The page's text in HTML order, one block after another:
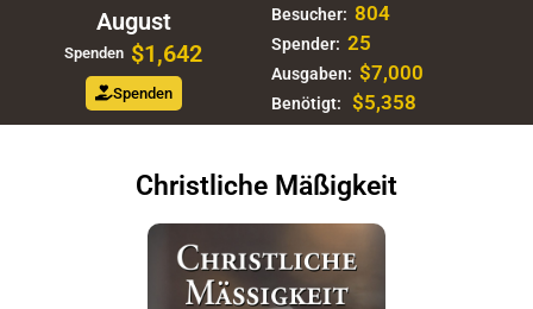
August
Spenden $1,642
Spenden
Besucher: 804
Spender: 25
Ausgaben: $7,000
Benötigt: $5,358
Christliche Mäßigkeit